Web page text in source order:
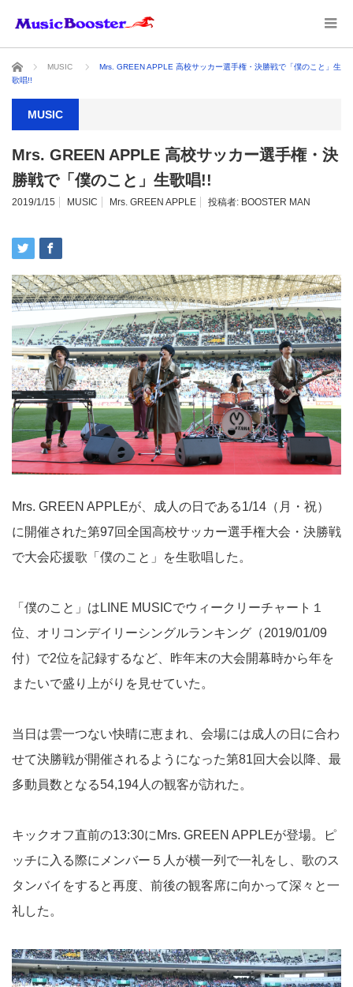
ホーム MUSIC
Mrs. GREEN APPLE 高校サッカー選手権・決勝戦で「僕のこと」生
歌唱!!
MUSIC
Mrs. GREEN APPLE 高校サッカー選手権・決
勝戦で「僕のこと」生歌唱!!
2019/1/15 MUSIC Mrs. GREEN APPLE 投稿者: BOOSTER MAN
Mrs. GREEN APPLEが、成人の日である1/14（月・祝）
に開催された第97回全国高校サッカー選手権大会・決勝戦
で大会応援歌「僕のこと」を生歌唱した。
「僕のこと」はLINE MUSICでウィークリーチャート１
位、オリコンデイリーシングルランキング（2019/01/09
付）で2位を記録するなど、昨年末の大会開幕時から年を
またいで盛り上がりを見せていた。
当日は雲一つない快晴に恵まれ、会場には成人の日に合わ
せて決勝戦が開催されるようになった第81回大会以降、最
多動員数となる54,194人の観客が訪れた。
キックオフ直前の13:30にMrs. GREEN APPLEが登場。ピ
ッチに入る際にメンバー５人が横一列で一礼をし、歌のス
タンバイをすると再度、前後の観客席に向かって深々と一
礼した。